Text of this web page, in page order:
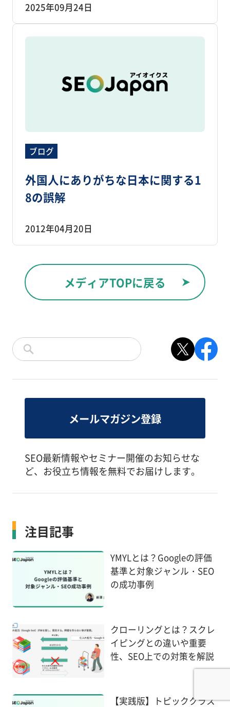
索74.4％
2025年09月24日
ブログ
外国人にありがちな日本に関する1
8の誤解
2012年04月20日
メディアTOPに戻る
メールマガジン登録
SEO最新情報やセミナー開催のお知らせな
ど、お役立ち情報を無料でお届けします。
注目記事
YMYLとは？Googleの評価
基準と対象ジャンル・SEO
の成功事例
クローリングとは？スクレ
イピングとの違いや重要
性、SEO上での対策を解説
【実践版】トピッククラス